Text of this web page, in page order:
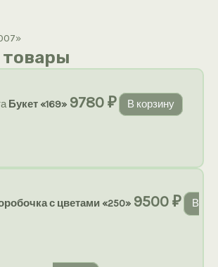
Букет «169» 9780₽ В корзину
с цветами «250» 9500₽ В